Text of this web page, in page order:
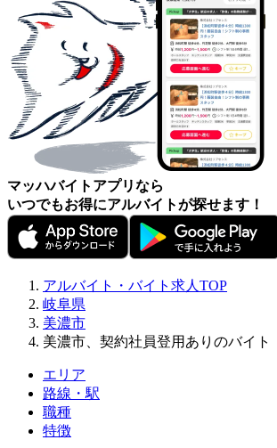
マッハバイトアプリなら
いつでもお得にアルバイトが探せます！
アルバイト・バイト求人TOP
岐阜県
美濃市
美濃市、契約社員登用ありのバイト
エリア
路線・駅
職種
特徴